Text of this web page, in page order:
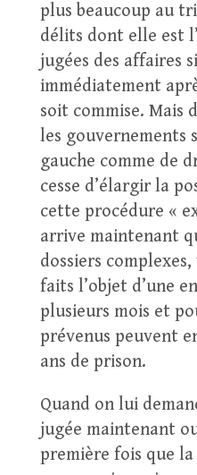
plus beaucoup au
délits dont elle est
jugées des affaires
immédiatement
soit commise. Mais
les gouvernements
gauche comme de
cesse d’élargir la
cette procédure «
arrive maintenant
dossiers
faits l’objet d’une
plusieurs mois et
prévenus peuvent
ans de prison.
Quand on lui
jugée maintenant
première fois que